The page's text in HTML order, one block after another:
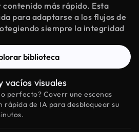
más rápido. Esta
para adaptarse a los flujos de
siempre la integridad
biblioteca
vacíos visuales
perfecto? Coverr une escenas
rápida de IA para desbloquear su